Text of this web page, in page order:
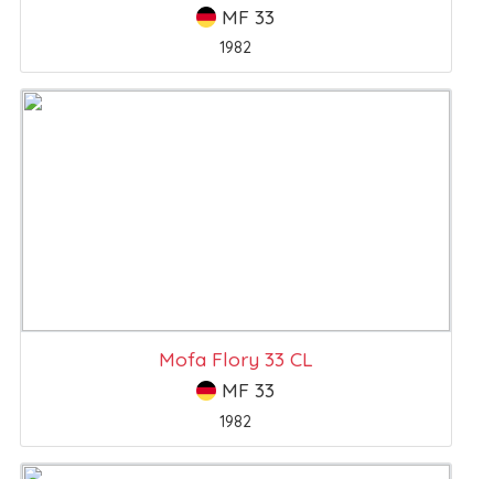
MF 33
1982
Mofa Flory 33 CL
MF 33
1982